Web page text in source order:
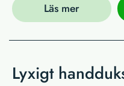
Läs mer
Lyxigt